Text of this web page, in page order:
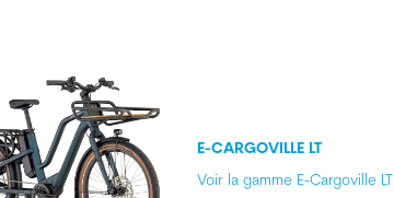
E-CARGOVILLE LT
Voir la gamme E-Cargoville LT